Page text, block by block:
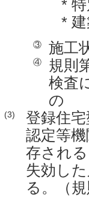
*
*
③ 施工
④
規則
検査
の
(3)
登録住
認定等
存され
失効し
る。（